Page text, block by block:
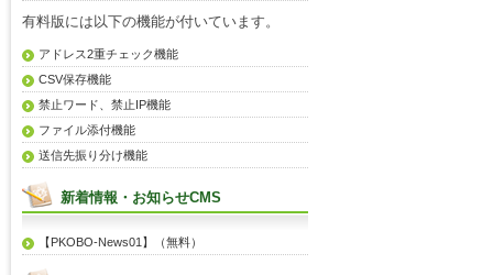
有料版には以下の機能が付いています。
アドレス2重チェック機能
CSV保存機能
禁止ワード、禁止IP機能
ファイル添付機能
送信先振り分け機能
新着情報・お知らせCMS
【PKOBO-News01】（無料）